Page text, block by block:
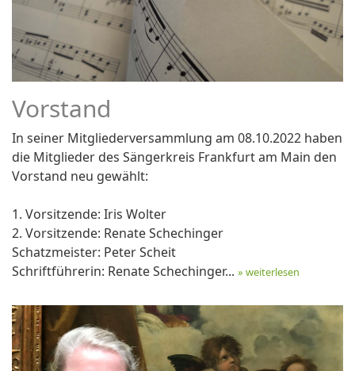
Vorstand
In seiner Mitgliederversammlung am 08.10.2022 haben
die Mitglieder des Sängerkreis Frankfurt am Main den
Vorstand neu gewählt:
1. Vorsitzende: Iris Wolter
2. Vorsitzende: Renate Schechinger
Schatzmeister: Peter Scheit
Schriftführerin: Renate Schechinger... » weiterlesen